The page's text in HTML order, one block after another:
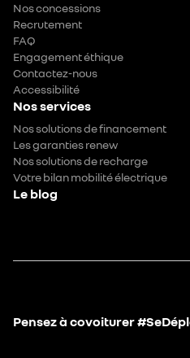
Nos concessions
Recrutement
FAQ
Engagement éthique
Contactez-nous
Accessibilité
Nos services
Nos solutions de financement
Les garanties renew
Nos solutions de recharge
Votre bilan mobilité électrique
Le blog
Pensez à covoiturer